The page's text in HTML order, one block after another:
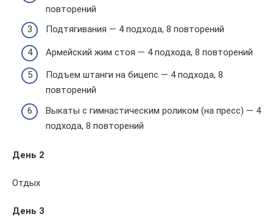
повторений
Подтягивания — 4 подхода, 8 повторений
Армейский жим стоя — 4 подхода, 8 повторений
Подъем штанги на бицепс — 4 подхода, 8
повторений
Выкаты с гимнастическим роликом (на пресс) — 4
подхода, 8 повторений
День 2
Отдых
День 3